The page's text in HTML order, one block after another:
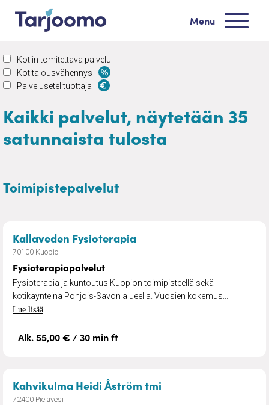
Siirry sisältöön
Menu
Kotiin tomitettava palvelu
Kotitalousvähennys
Palvelusetelituottaja
Kaikki palvelut, näytetään 35
satunnaista tulosta
Toimipistepalvelut
Kallaveden Fysioterapia– Fysioterapiapalvelut
70100 Kuopio
Fysioterapiapalvelut
Fysioterapia ja kuntoutus Kuopion toimipisteellä sekä
kotikäynteinä Pohjois-Savon alueella. Vuosien kokemus...
Lue lisää
Alk. 55,00 € / 30 min ft
Kahvikulma Heidi Åström tmi
72400 Pielavesi